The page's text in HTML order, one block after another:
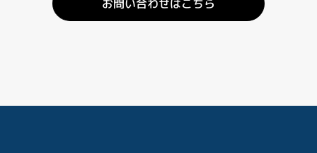
お問い合わせはこちら